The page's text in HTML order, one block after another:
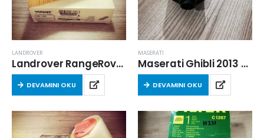
LANDROVER
Landrover RangeRover Evoque (L538) 2.2 TD4 2011 Sonrası Dizel Hava Filtresi
DEVAMINI OKU
MASERATİ
Maserati Ghibli 2013 Sonrası 3.0 Dizel Yağ Filtresi
DEVAMINI OKU